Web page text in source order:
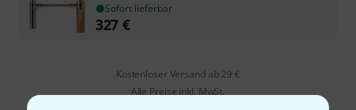
Sofort lieferbar
327 €
Kostenloser Versand ab 29 €
Alle Preise inkl. MwSt.